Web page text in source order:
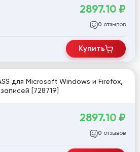
2897.10 ₽
0 отзывов
Купить
для Microsoft Windows и Firefox,
[728719]
2897.10 ₽
0 отзывов